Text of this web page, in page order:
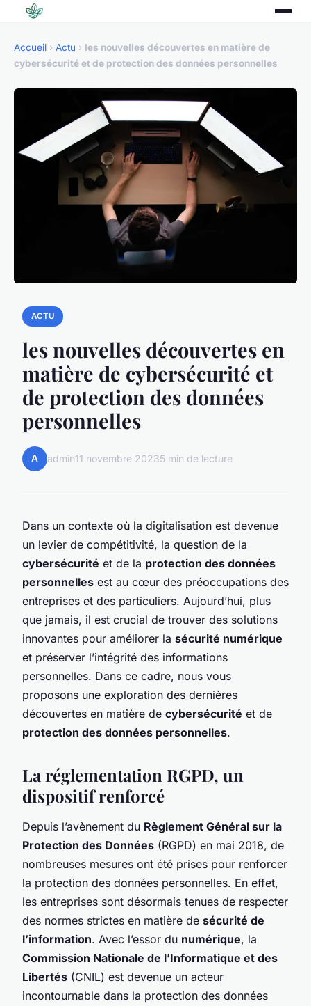
Accueil › Actu › les nouvelles découvertes en matière de
cybersécurité et de protection des données personnelles
ACTU
les nouvelles découvertes en
matière de cybersécurité et
de protection des données
personnelles
A admin11 novembre 20235 min de lecture
Dans un contexte où la digitalisation est devenue
un levier de compétitivité, la question de la
cybersécurité et de la protection des données
personnelles est au cœur des préoccupations des
entreprises et des particuliers. Aujourd’hui, plus
que jamais, il est crucial de trouver des solutions
innovantes pour améliorer la sécurité numérique
et préserver l’intégrité des informations
personnelles. Dans ce cadre, nous vous
proposons une exploration des dernières
découvertes en matière de cybersécurité et de
protection des données personnelles.
La réglementation RGPD, un
dispositif renforcé
Depuis l’avènement du Règlement Général sur la
Protection des Données (RGPD) en mai 2018, de
nombreuses mesures ont été prises pour renforcer
la protection des données personnelles. En effet,
les entreprises sont désormais tenues de respecter
des normes strictes en matière de sécurité de
l’information. Avec l’essor du numérique, la
Commission Nationale de l’Informatique et des
Libertés (CNIL) est devenue un acteur
incontournable dans la protection des données